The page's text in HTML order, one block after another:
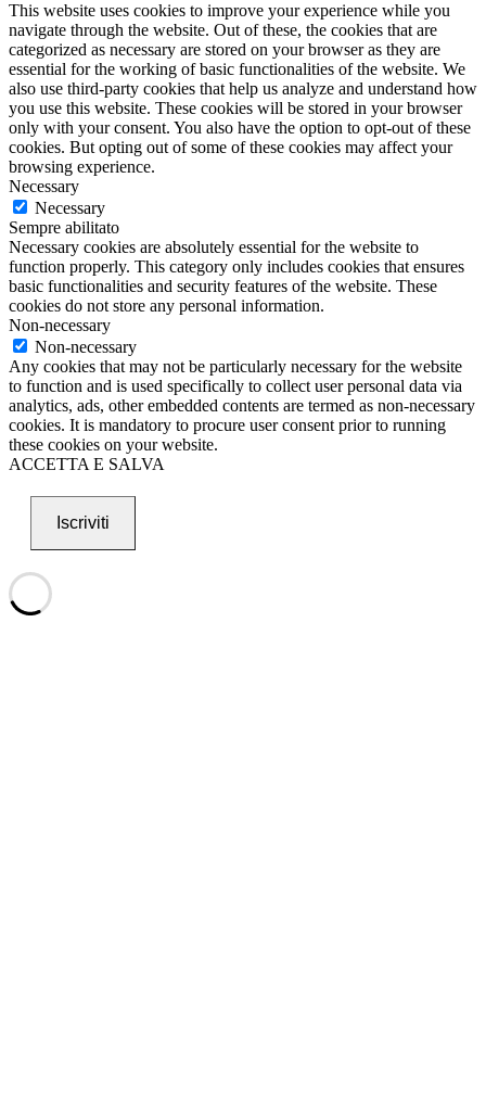
This website uses cookies to improve your experience while you
navigate through the website. Out of these, the cookies that are
categorized as necessary are stored on your browser as they are
essential for the working of basic functionalities of the website. We
also use third-party cookies that help us analyze and understand how
you use this website. These cookies will be stored in your browser
only with your consent. You also have the option to opt-out of these
cookies. But opting out of some of these cookies may affect your
browsing experience.
Necessary
Necessary
Sempre abilitato
Necessary cookies are absolutely essential for the website to
function properly. This category only includes cookies that ensures
basic functionalities and security features of the website. These
cookies do not store any personal information.
Non-necessary
Non-necessary
Any cookies that may not be particularly necessary for the website
to function and is used specifically to collect user personal data via
analytics, ads, other embedded contents are termed as non-necessary
cookies. It is mandatory to procure user consent prior to running
these cookies on your website.
ACCETTA E SALVA
Iscriviti